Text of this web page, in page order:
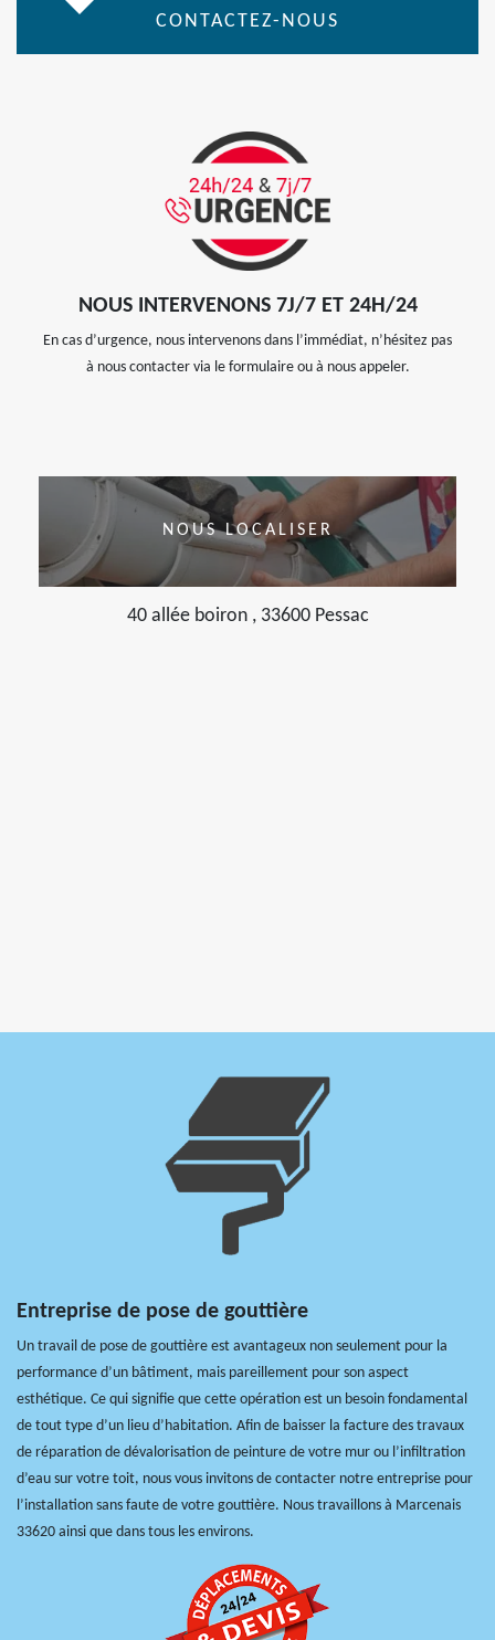
CONTACTEZ-NOUS
NOUS INTERVENONS 7J/7 ET 24H/24
En cas d’urgence, nous intervenons dans l’immédiat, n’hésitez pas
à nous contacter via le formulaire ou à nous appeler.
NOUS LOCALISER
40 allée boiron , 33600 Pessac
Entreprise de pose de gouttière
Un travail de pose de gouttière est avantageux non seulement pour la
performance d’un bâtiment, mais pareillement pour son aspect
esthétique. Ce qui signifie que cette opération est un besoin fondamental
de tout type d’un lieu d’habitation. Afin de baisser la facture des travaux
de réparation de dévalorisation de peinture de votre mur ou l’infiltration
d’eau sur votre toit, nous vous invitons de contacter notre entreprise pour
l’installation sans faute de votre gouttière. Nous travaillons à Marcenais
33620 ainsi que dans tous les environs.